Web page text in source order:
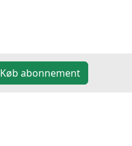
Køb abonnement